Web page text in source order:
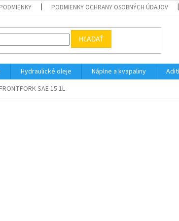
PODMIENKY OCHRANY OSOBNÝCH ÚDAJOV
HĽADAŤ
Hydraulické oleje Náplne a kvapaliny
SAE 15 1L